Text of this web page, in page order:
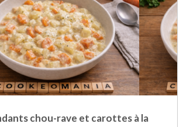
chou-rave et carottes à la